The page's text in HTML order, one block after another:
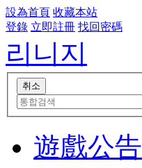
設為首頁 收藏本站
登錄 立即註冊 找回密碼
리니지
遊戲公告